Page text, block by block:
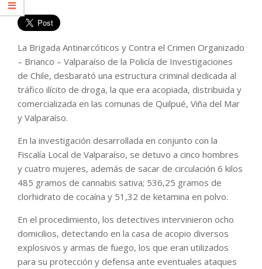
La Brigada Antinarcóticos y Contra el Crimen Organizado
– Brianco – Valparaíso de la Policía de Investigaciones
de Chile, desbarató una estructura criminal dedicada al
tráfico ilícito de droga, la que era acopiada, distribuida y
comercializada en las comunas de Quilpué, Viña del Mar
y Valparaíso.
En la investigación desarrollada en conjunto con la
Fiscalía Local de Valparaíso, se detuvo a cinco hombres
y cuatro mujeres, además de sacar de circulación 6 kilos
485 gramos de cannabis sativa; 536,25 gramos de
clorhidrato de cocaína y 51,32 de ketamina en polvo.
En el procedimiento, los detectives intervinieron ocho
domicilios, detectando en la casa de acopio diversos
explosivos y armas de fuego, los que eran utilizados
para su protección y defensa ante eventuales ataques